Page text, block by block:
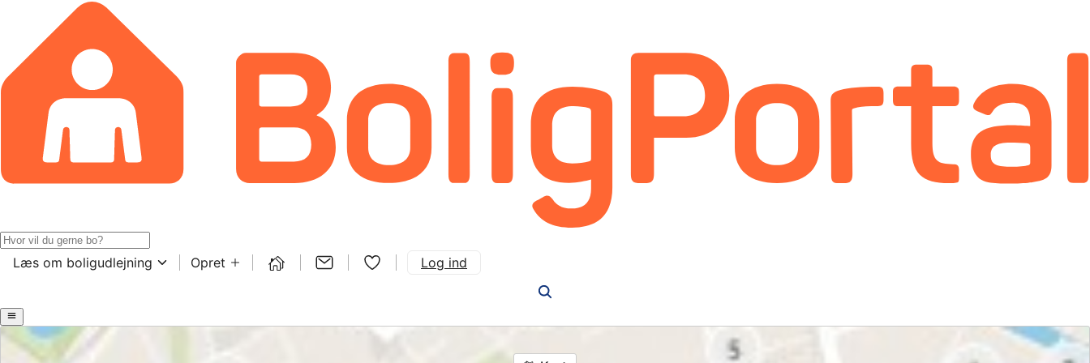
Læs om boligudlejning Opret Log ind